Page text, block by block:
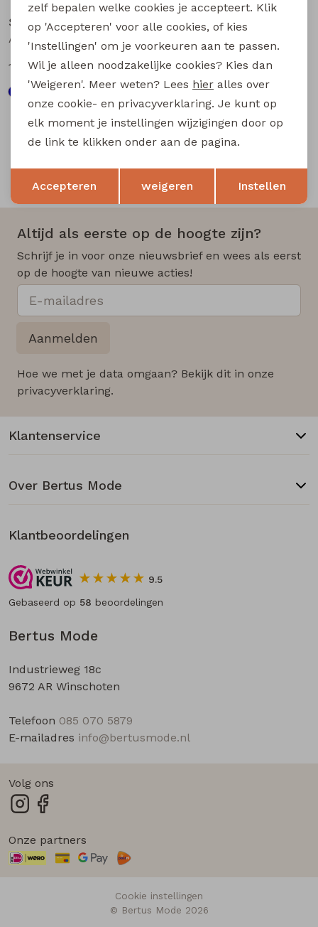
Stonecast
12,50 24,99
Stonecast
15,00 29,99
Snelle en betrouwbare levering
Altijd als eerste op de hoogte zijn?
Schrijf je in voor onze nieuwsbrief en wees als eerst
op de hoogte van nieuwe acties!
Aanmelden
Hoe we met je data omgaan? Bekijk dit in onze
privacyverklaring.
Bertus Mode
Industrieweg 18c
9672 AR Winschoten
Telefoon 085 070 5879
E-mailadres info@bertusmode.nl
Klantenservice
Over Bertus Mode
Klantbeoordelingen
9.5
Gebaseerd op 58 beoordelingen
Volg ons
Onze partners
Cookie instellingen
© Bertus Mode 2026
Terug Opslaan
zelf bepalen welke cookies je accepteert. Klik
op 'Accepteren' voor alle cookies, of kies
'Instellingen' om je voorkeuren aan te passen.
Wil je alleen noodzakelijke cookies? Kies dan
'Weigeren'. Meer weten? Lees hier alles over
onze cookie- en privacyverklaring. Je kunt op
elk moment je instellingen wijzigingen door op
de link te klikken onder aan de pagina.
Accepteren weigeren Instellen